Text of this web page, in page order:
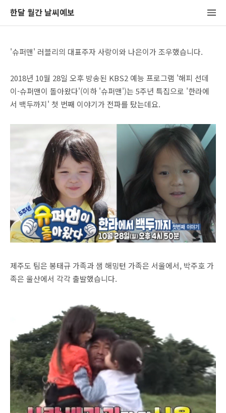
한달 월간 날씨예보
'슈퍼맨' 러블리의 대표주자 사랑이와 나은이가 조우했습니다.
2018년 10월 28일 오후 방송된 KBS2 예능 프로그램 '해피 선데
이-슈퍼맨이 돌아왔다'(이하 '슈퍼맨')는 5주년 특집으로 '한라에
서 백두까지' 첫 번째 이야기가 전파를 탔는데요.
제주도 팀은 봉태규 가족과 샘 해밍턴 가족은 서울에서, 박주호 가
족은 울산에서 각각 출발했습니다.